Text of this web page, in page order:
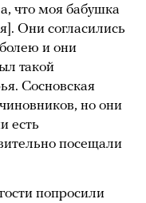
что моя бабушка
Они согласились
и они
такой
Сосновская
но они
есть
посещали
попросили